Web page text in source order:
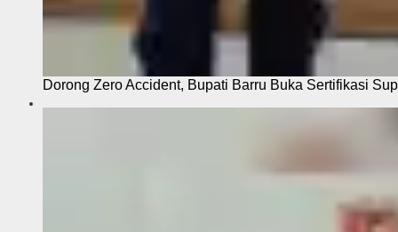
Dorong Zero Accident, Bupati Barru Buka Sertifikasi